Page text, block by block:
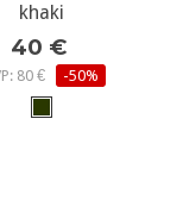
khaki
40 €
80 € -50%